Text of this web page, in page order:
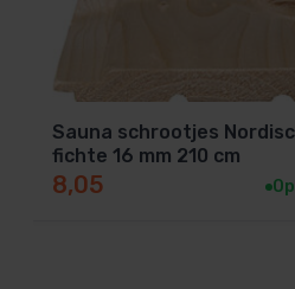
Sauna schrootjes
fichte 16 mm 210 cm
8,05